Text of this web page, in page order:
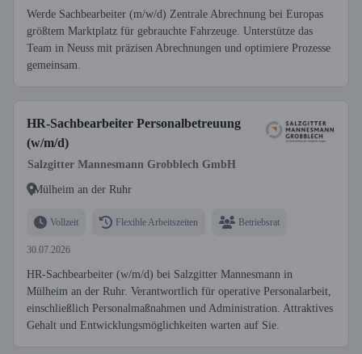
Werde Sachbearbeiter (m/w/d) Zentrale Abrechnung bei Europas
größtem Marktplatz für gebrauchte Fahrzeuge. Unterstütze das
Team in Neuss mit präzisen Abrechnungen und optimiere Prozesse
gemeinsam.
HR-Sachbearbeiter Personalbetreuung
(w/m/d)
Salzgitter Mannesmann Grobblech GmbH
Mülheim an der Ruhr
Vollzeit Flexible Arbeitszeiten Betriebsrat
30.07.2026
HR-Sachbearbeiter (w/m/d) bei Salzgitter Mannesmann in
Mülheim an der Ruhr. Verantwortlich für operative Personalarbeit,
einschließlich Personalmaßnahmen und Administration. Attraktives
Gehalt und Entwicklungsmöglichkeiten warten auf Sie.